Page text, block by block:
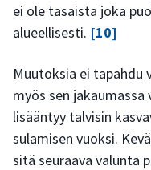
ei ole tasaista joka
alueellisesti. [10]
Muutoksia ei tapahdu
myös sen
lisääntyy talvisin
sulamisen vuoksi.
sitä seuraava valunta